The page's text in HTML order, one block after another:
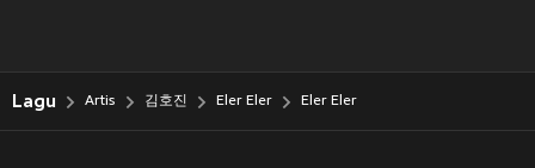
Lagu Artis 김호진 Eler Eler Eler Eler